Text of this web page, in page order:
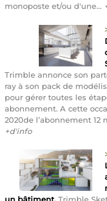
monoposte et/ou d'une...
Trimble annonce son
ray à son pack de
pour gérer toutes les
abonnement. A cette
2020de l’abonnement 12
+d'info